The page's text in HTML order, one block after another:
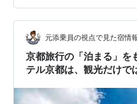
います。 ■梅小路ポテル京
(京都市下京区) 住所：京都
梅小路京都西駅から徒歩…
元添乗員の視点で見た宿情
京都旅行の「泊まる」を
テル京都は、観光だけで